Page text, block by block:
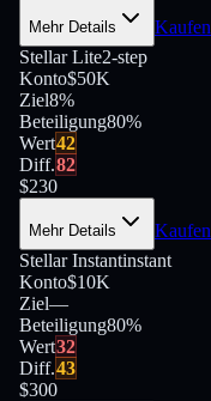
Mehr Details Kaufen
Stellar Lite2-step
Konto$50K
Ziel8%
Beteiligung80%
Wert42
Diff.82
$230
Mehr Details Kaufen
Stellar Instantinstant
Konto$10K
Ziel—
Beteiligung80%
Wert32
Diff.43
$300